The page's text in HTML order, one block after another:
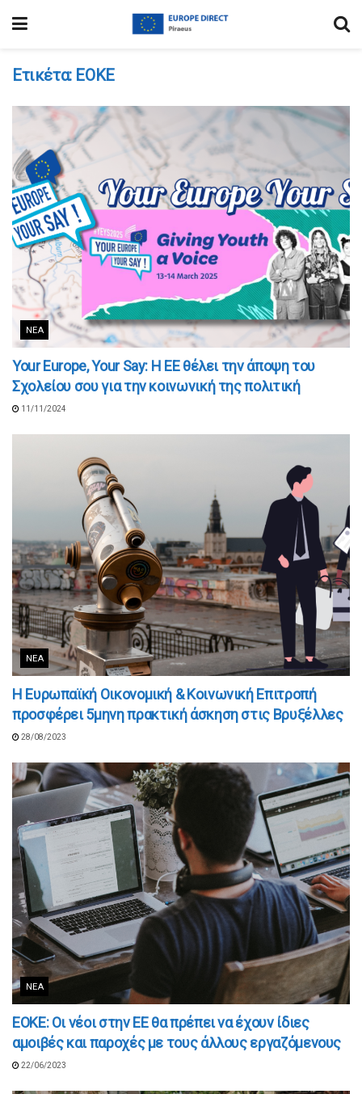
Ετικέτα: ΕΟΚΕ
ΝΈΑ
Your Europe, Your Say: Η ΕΕ θέλει την άποψη του
Σχολείου σου για την κοινωνική της πολιτική
11/11/2024
ΝΈΑ
Η Ευρωπαϊκή Οικονομική & Κοινωνική Επιτροπή
προσφέρει 5μηνη πρακτική άσκηση στις Βρυξέλλες
28/08/2023
ΝΈΑ
ΕΟΚΕ: Οι νέοι στην ΕΕ θα πρέπει να έχουν ίδιες
αμοιβές και παροχές με τους άλλους εργαζόμενους
22/06/2023